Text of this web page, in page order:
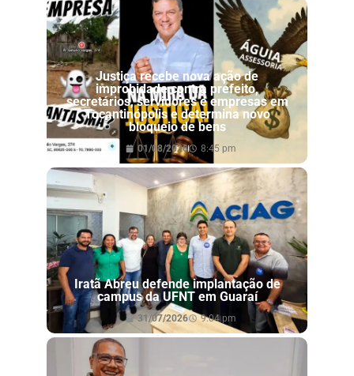
Justiça recebe nova ação de
improbidade contra prefeito,
secretários, servidores e empresas em
Tocantinópolis e determina novo
bloqueio de bens
01/08/2026 8:45 pm
Iratã Abreu defende implantação de
campus da UFNT em Guaraí
31/07/2026 9:04 pm